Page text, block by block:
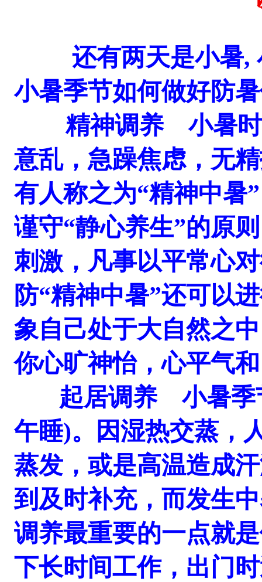
还有两天是小暑,
小暑季节如何做好防
精神调养 小暑时
意乱，急躁焦虑，无
有人称之为“精神中暑
谨守“静心养生”的原
刺激，凡事以平常心
防“精神中暑”还可以
象自己处于大自然之
你心旷神怡，心平气
起居调养 小暑季
午睡)。因湿热交蒸，
蒸发，或是高温造成
到及时补充，而发生
调养最重要的一点就
下长时间工作，出门